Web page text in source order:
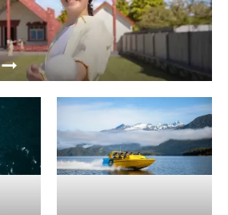
Kampagnen und lass dich von
Vielfalt inspirieren